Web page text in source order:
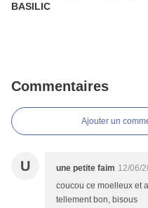
BASILIC
Commentaires
Ajouter un
U une petite faim 12/06/
coucou ce moelleux et
tellement bon, bisous